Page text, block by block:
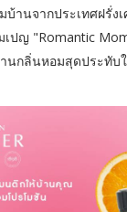
บ้านจากประเทศฝรั่
เปญ "Romantic
านกลิ่นหอมสุดประทั